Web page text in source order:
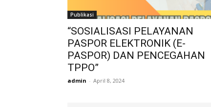
Publikasi
“SOSIALISASI PELAYANAN
PASPOR ELEKTRONIK (E-
PASPOR) DAN PENCEGAHAN
TPPO”
admin - April 8, 2024